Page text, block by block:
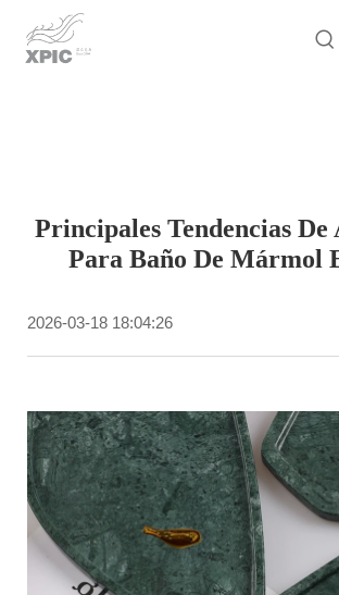
Principales Tendencias De
Para Baño De Mármol
2026-03-18 18:04:26